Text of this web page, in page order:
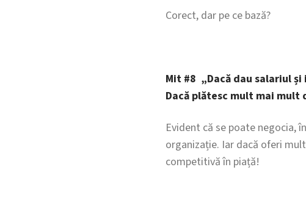
Corect, dar pe ce bază?
Mit #8 „Dacă dau salariul
Dacă plătesc mult mai mult
Evident că se poate negocia,
organizație. Iar dacă oferi
competitivă în piață!